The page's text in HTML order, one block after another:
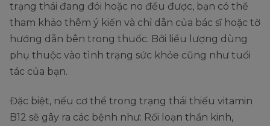
trạng thái đang đói hoặc no đều được, bạn có thể
tham khảo thêm ý kiến và chỉ dẫn của bác sĩ hoặc tờ
hướng dẫn bên trong thuốc. Bởi liều lượng dùng
phụ thuộc vào tình trạng sức khỏe cũng như tuổi
tác của bạn.
Đặc biệt, nếu cơ thể trong trạng thái thiếu vitamin
B12 sẽ gây ra các bệnh như: Rối loạn thần kinh,